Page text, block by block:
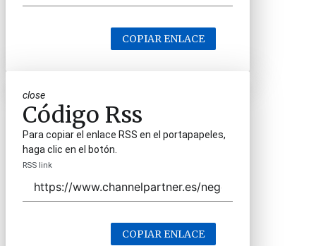
COPIAR ENLACE
close
Código Rss
Para copiar el enlace RSS en el portapapeles,
haga clic en el botón.
RSS link
COPIAR ENLACE